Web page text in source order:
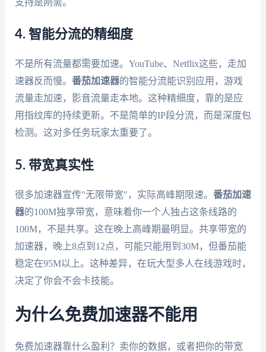
4. 智能分流的精细度
不是所有流量都需要加速。YouTube、Netflix这些，走加
速器反而慢。 番茄加速器的智能分流能识别应用，游戏
流量走加速，影音流量走本地。这种精细度，靠的是应
用指纹库的持续更新。不是简单的IP段分流，而是深度包
检测。这对多任务玩家太重要了。
5. 带宽真实性
很多加速器宣传"无限带宽"，实际高峰期限速。 番茄加速
器的100M独享带宽，意味着你一个人独占这条线路的
100M，不是共享。这在晚上高峰期最明显。共享带宽的
加速器，晚上8点到12点，可能只能用到30M，但番茄能
稳定在95M以上。这种差异，在玩大型多人在线游戏时，
决定了你会不会卡技能。
为什么免费加速器不能用
免费加速器靠什么盈利？卖你的数据，或者把你的带宽